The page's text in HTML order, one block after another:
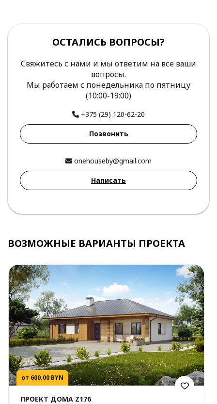
ОСТАЛИСЬ ВОПРОСЫ?
Свяжитесь с нами и мы ответим на все ваши
вопросы.
Мы работаем с понедельника по пятницу
(10:00-19:00)
+375 (29) 120-62-20
Позвонить
onehouseby@gmail.com
Написать
ВОЗМОЖНЫЕ ВАРИАНТЫ ПРОЕКТА
от 600.00 BYN
ПРОЕКТ ДОМА Z176